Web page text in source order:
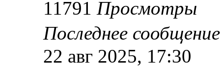
11791 Просмотры
Последнее
22 авг 2025, 17:30